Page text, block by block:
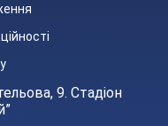
9. Стадіон